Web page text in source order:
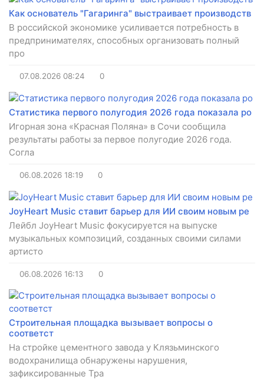
Как основатель "Гагаринга" выстраивает производств
В российской экономике усиливается потребность в
предпринимателях, способных организовать полный
про
07.08.2026 08:24 0
Статистика первого полугодия 2026 года показала ро
Игорная зона «Красная Поляна» в Сочи сообщила
результаты работы за первое полугодие 2026 года.
Согла
06.08.2026 18:19 0
JoyHeart Music ставит барьер для ИИ своим новым ре
Лейбл JoyHeart Music фокусируется на выпуске
музыкальных композиций, созданных своими силами
артисто
06.08.2026 16:13 0
Строительная площадка вызывает вопросы о
соответст
На стройке цементного завода у Клязьминского
водохранилища обнаружены нарушения,
зафиксированные Тра